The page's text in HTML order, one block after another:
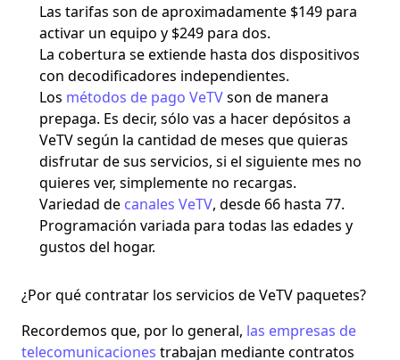
Las tarifas son de aproximadamente $149 para
activar un equipo y $249 para dos.
La cobertura se extiende hasta dos dispositivos
con decodificadores independientes.
Los métodos de pago VeTVson de manera
prepaga. Es decir, sólo vas a hacer depósitos a
VeTV según la cantidad de meses que quieras
disfrutar de sus servicios, si el siguiente mes no
quieres ver, simplemente no recargas.
Variedad de canales VeTV, desde 66 hasta 77.
Programación variada para todas las edades y
gustos del hogar.
¿Por qué contratar los servicios de VeTV paquetes?
Recordemos que, por lo general, las empresas de
telecomunicaciones trabajan mediante contratos